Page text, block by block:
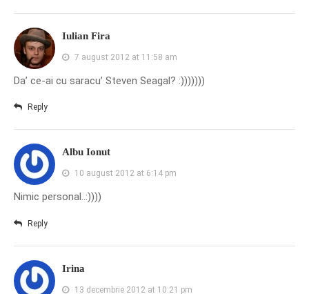
Iulian Fira
7 august 2012 at 11:58 am
Da’ ce-ai cu saracu’ Steven Seagal? :)))))))
Reply
Albu Ionut
10 august 2012 at 6:14 pm
Nimic personal..:))))
Reply
Irina
13 decembrie 2012 at 10:21 pm